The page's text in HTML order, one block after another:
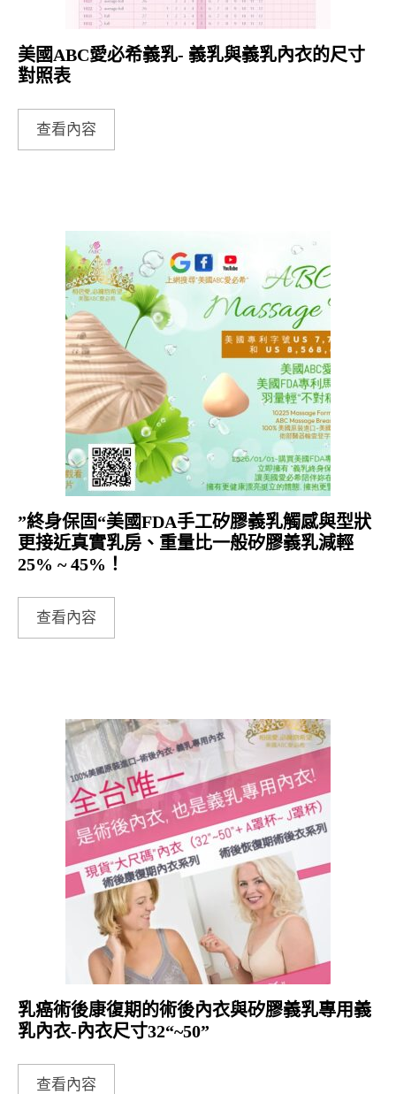
美國ABC愛必希義乳- 義乳與義乳內衣的尺寸
對照表
查看內容
”終身保固“美國FDA手工矽膠義乳觸感與型狀
更接近真實乳房、重量比一般矽膠義乳減輕
25% ~ 45%！
查看內容
乳癌術後康復期的術後內衣與矽膠義乳專用義
乳內衣-內衣尺寸32“~50”
查看內容